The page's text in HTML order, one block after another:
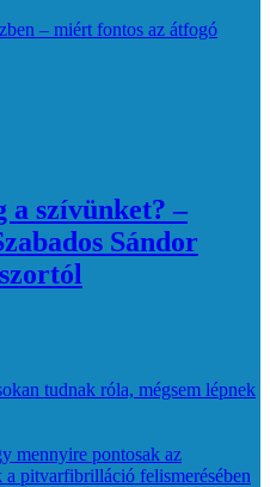
– miért fontos az átfogó
a szívünket? –
Sándor
tudnak róla, mégsem lépnek
mennyire pontosak az
a pitvarfibrilláció felismerésében